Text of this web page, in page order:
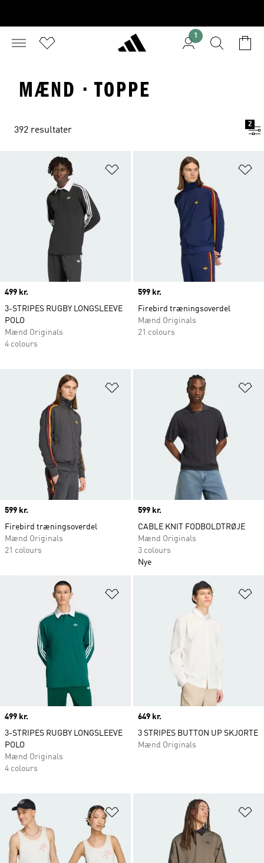
1
MÆND · TOPPE
392 resultater
2
Føj til ønskeliste
Price
499 kr.
3-STRIPES RUGBY LONGSLEEVE
POLO
Mænd Originals
4 colours
Price
599 kr.
Firebird træningsoverdel
Mænd Originals
21 colours
Føj til ønskeliste
Price
599 kr.
Firebird træningsoverdel
Mænd Originals
21 colours
Price
599 kr.
CABLE KNIT FODBOLDTRØJE
Mænd Originals
3 colours
Nye
Price
499 kr.
3-STRIPES RUGBY LONGSLEEVE
POLO
Mænd Originals
4 colours
Price
649 kr.
3 STRIPES BUTTON UP SKJORTE
Mænd Originals
Føj til ønskeliste